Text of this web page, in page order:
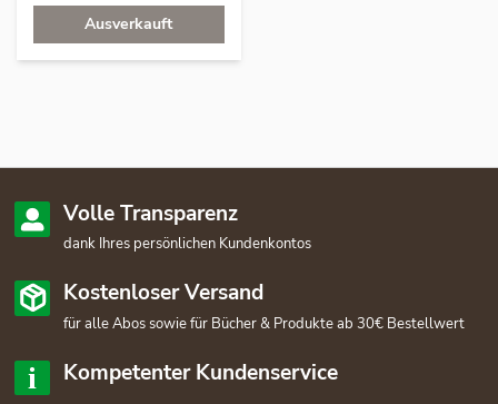
Ausverkauft
Volle Transparenz
dank Ihres persönlichen Kundenkontos
Kostenloser Versand
für alle Abos sowie für Bücher & Produkte ab 30€ Bestellwert
Kompetenter Kundenservice